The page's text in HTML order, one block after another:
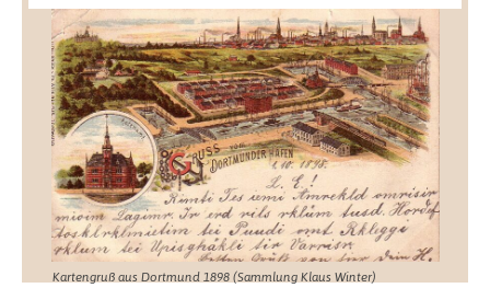
Kartengruß aus Dortmund 1898 (Sammlung Klaus Winter)